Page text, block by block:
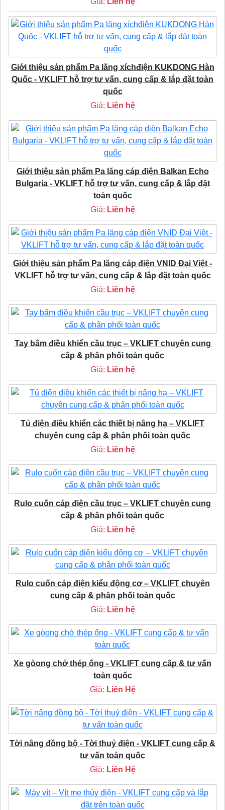
Giới thiệu sản phẩm Pa lăng xíchđiện KUKDONG Hàn
Quốc - VKLIFT hỗ trợ tư vấn, cung cấp & lắp đặt toàn
quốc
Giá: Liên hệ
Giới thiệu sản phẩm Pa lăng cáp điện Balkan Echo
Bulgaria - VKLIFT hỗ trợ tư vấn, cung cấp & lắp đặt
toàn quốc
Giá: Liên hệ
Giới thiệu sản phẩm Pa lăng cáp điện VNID Đại Việt -
VKLIFT hỗ trợ tư vấn, cung cấp & lắp đặt toàn quốc
Giá: Liên hệ
Tay bấm điều khiển cầu trục – VKLIFT chuyên cung
cấp & phân phối toàn quốc
Giá: Liên hệ
Tủ điện điều khiển các thiết bị nâng hạ – VKLIFT
chuyên cung cấp & phân phối toàn quốc
Giá: Liên hệ
Rulo cuốn cáp điện cầu trục – VKLIFT chuyên cung
cấp & phân phối toàn quốc
Giá: Liên hệ
Rulo cuốn cáp điện kiểu động cơ – VKLIFT chuyên
cung cấp & phân phối toàn quốc
Giá: Liên hệ
Xe gòong chở thép ống - VKLIFT cung cấp & tư vấn
toàn quốc
Giá: Liên Hệ
Tời nâng đồng bộ - Tời thuỷ điện - VKLIFT cung cấp &
tư vấn toàn quốc
Giá: Liên Hệ